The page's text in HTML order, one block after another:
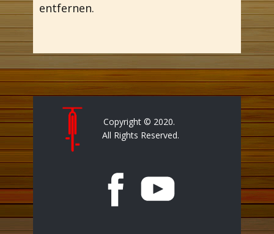
entfernen.
Copyright © 2020.
All Rights Reserved.